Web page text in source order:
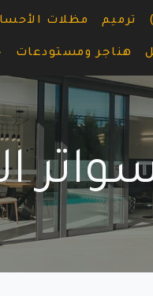
ترميم مظلات
هناجر ومستودعات